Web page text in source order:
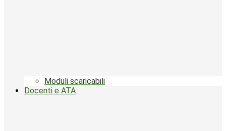
Moduli scaricabili
Docenti e ATA